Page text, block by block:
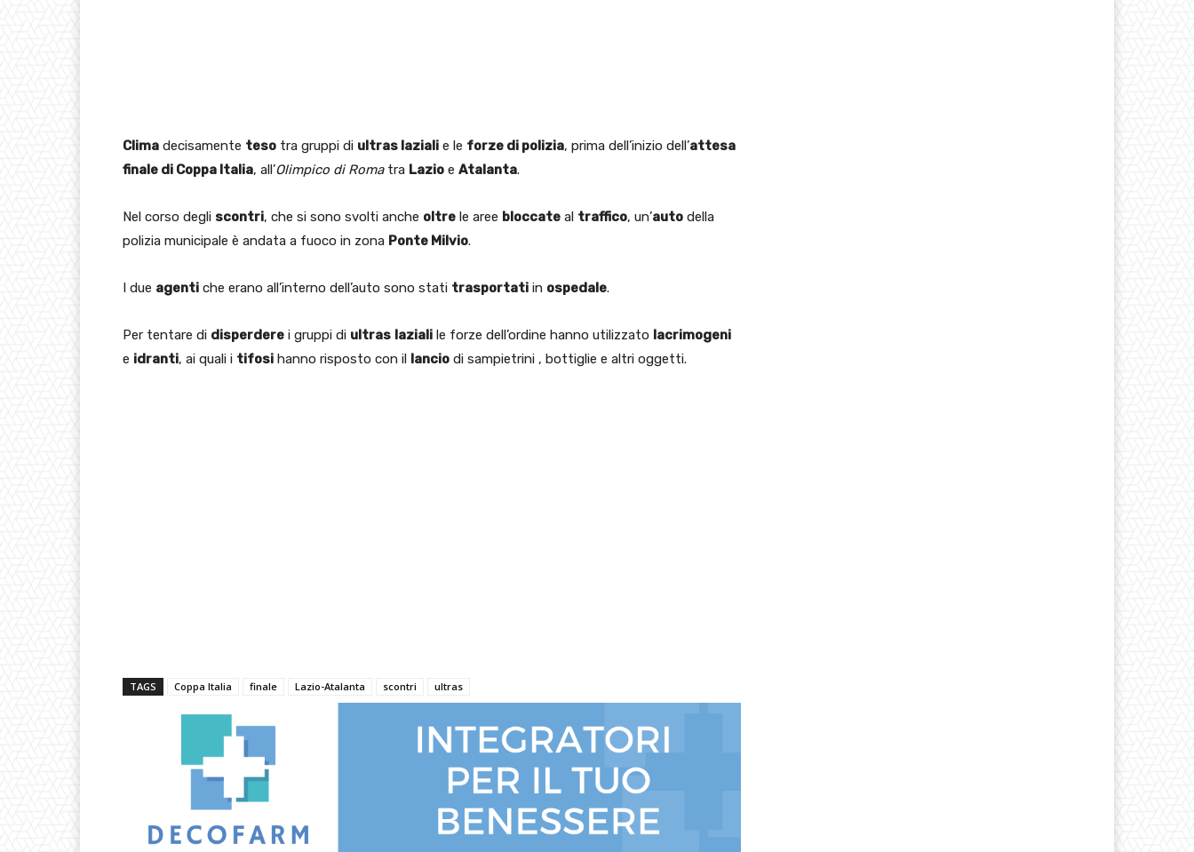
Clima decisamente teso tra gruppi di ultras laziali e le forze di polizia, prima dell’inizio dell’attesa
finale di Coppa Italia, all’Olimpico di Romatra Lazio e Atalanta.
Nel corso degli scontri, che si sono svolti anche oltre le aree bloccate al traffico, un’auto della
polizia municipale è andata a fuoco in zona Ponte Milvio.
I due agenti che erano all’interno dell’auto sono stati trasportati in ospedale.
Per tentare di disperdere i gruppi di ultras laziali le forze dell’ordine hanno utilizzato lacrimogeni
e idranti, ai quali i tifosi hanno risposto con il lancio di sampietrini , bottiglie e altri oggetti.
TAGS Coppa Italia finale Lazio-Atalanta scontri ultras